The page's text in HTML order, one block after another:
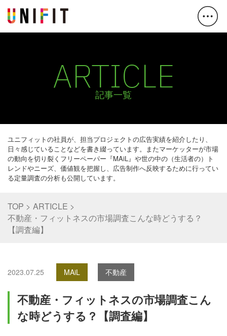
ARTICLE
記事一覧
ユニフィットの社員が、担当プロジェクトの広告実績を紹介したり、
日々感じていることなどを書き綴っています。またマーケッターが市場
の動向を切り裂くフリーペーパー『MAiL』や世の中の（生活者の）ト
レンドやニーズ、価値観を把握し、広告制作へ反映するために行ってい
る定量調査の分析も公開しています。
TOP
ARTICLE
不動産・フィットネスの市場調査こんな時どうする？
【調査編】
2023.07.25 MAiL 不動産
不動産・フィットネスの市場調査こん
な時どうする？【調査編】